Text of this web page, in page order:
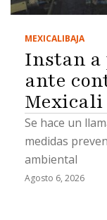
MEXICALIBAJA
Instan a
ante
Mexicali
Se hace un
medidas
ambiental
Agosto 6, 2026